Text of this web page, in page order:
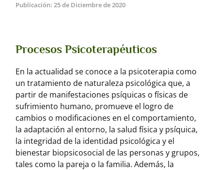
Publicación: 25 de Diciembre de 2020
Procesos Psicoterapéuticos
En la actualidad se conoce a la psicoterapia como
un tratamiento de naturaleza psicológica que, a
partir de manifestaciones psíquicas o físicas de
sufrimiento humano, promueve el logro de
cambios o modificaciones en el comportamiento,
la adaptación al entorno, la salud física y psíquica,
la integridad de la identidad psicológica y el
bienestar biopsicosocial de las personas y grupos,
tales como la pareja o la familia. Además, la